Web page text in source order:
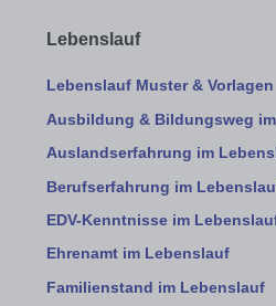
Lebenslauf
Lebenslauf Muster & Vorlagen
Ausbildung & Bildungsweg
Auslandserfahrung im
Berufserfahrung im
EDV-Kenntnisse im
Ehrenamt im Lebenslauf
Familienstand im Lebenslauf